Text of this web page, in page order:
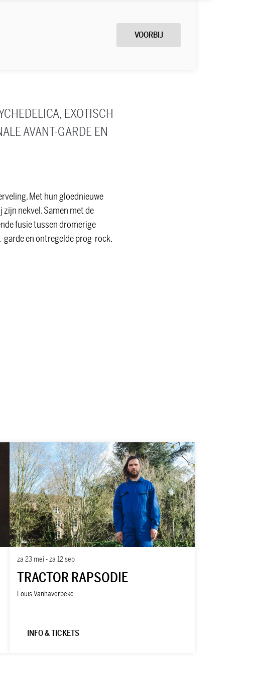
VOORBIJ
EXOTISCH
AVANT-GARDE EN
Met hun gloednieuwe
nekvel. Samen met de
fusie tussen dromerige
en ontregelde prog-rock.
TRACTOR RAPSODIE
Louis Vanhaverbeke
za 23 mei -za 12 sep
INFO & TICKETS